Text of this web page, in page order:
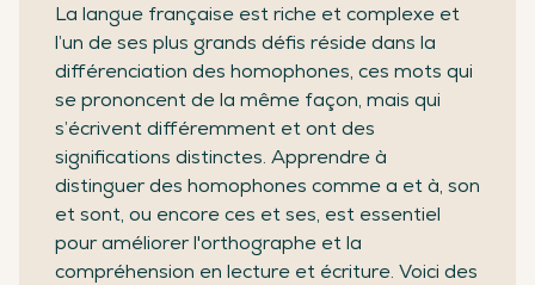
La langue française est riche et complexe et
l’un de ses plus grands défis réside dans la
différenciation des homophones, ces mots qui
se prononcent de la même façon, mais qui
s’écrivent différemment et ont des
significations distinctes. Apprendre à
distinguer des homophones comme a et à, son
et sont, ou encore ces et ses, est essentiel
pour améliorer l'orthographe et la
compréhension en lecture et écriture. Voici des